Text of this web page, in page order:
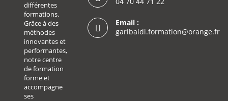
différentes
formations.
Grâce à des
méthodes
innovantes et
performantes,
notre centre
de formation
forme et
accompagne
ses
Email :
garibaldi.formation@orange.fr